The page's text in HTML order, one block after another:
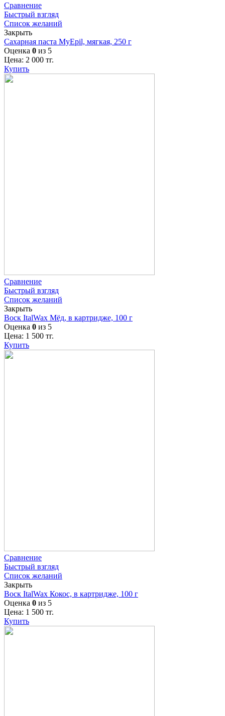
Сравнение
Быстрый взгляд
Список желаний
Закрыть
Сахарная паста MyEpil, мягкая, 250 г
Оценка 0 из 5
Цена: 2 000 тг.
Купить
Сравнение
Быстрый взгляд
Список желаний
Закрыть
Воск ItalWax Мёд, в картридже, 100 г
Оценка 0 из 5
Цена: 1 500 тг.
Купить
Сравнение
Быстрый взгляд
Список желаний
Закрыть
Воск ItalWax Кокос, в картридже, 100 г
Оценка 0 из 5
Цена: 1 500 тг.
Купить